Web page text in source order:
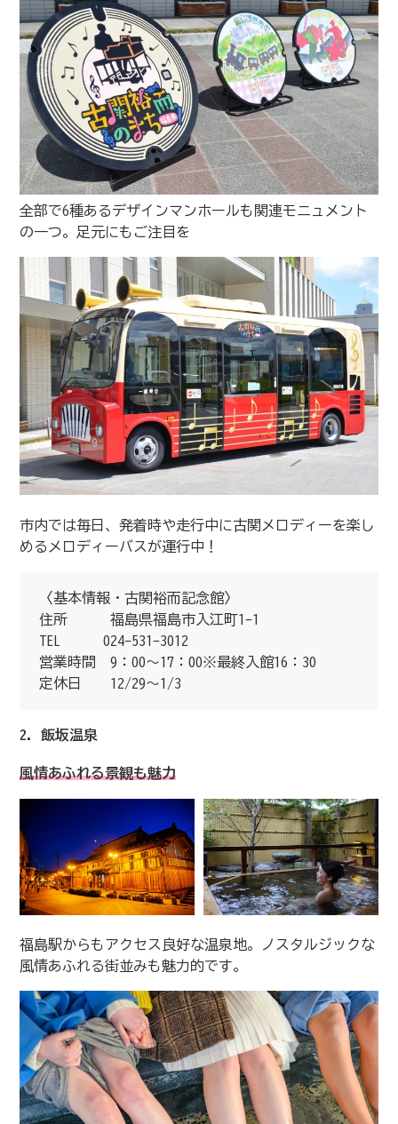
全部で6種あるデザインマンホールも関連モニュメント
の一つ。足元にもご注目を
市内では毎日、発着時や走行中に古関メロディーを楽し
めるメロディーバスが運行中！
〈基本情報・古関裕而記念館〉
住所 福島県福島市入江町1-1
TEL 024-531-3012
営業時間 9：00～17：00※最終入館16：30
定休日 12/29～1/3
2. 飯坂温泉
風情あふれる景観も魅力
福島駅からもアクセス良好な温泉地。ノスタルジックな
風情あふれる街並みも魅力的です。